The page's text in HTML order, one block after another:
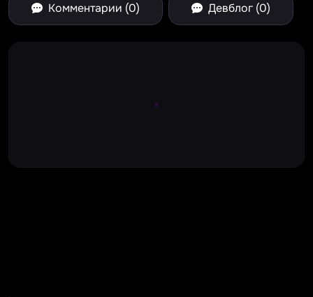
Комментарии (0) Девблог (0)